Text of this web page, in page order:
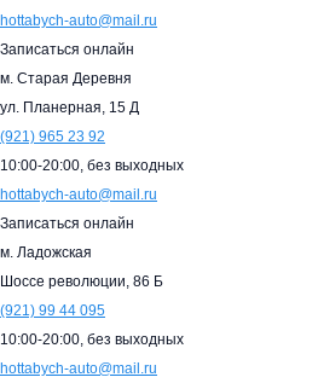
hottabych-auto@mail.ru
Записаться онлайн
м. Старая Деревня
ул. Планерная, 15 Д
(921) 965 23 92
10:00-20:00, без выходных
hottabych-auto@mail.ru
Записаться онлайн
м. Ладожская
Шоссе революции, 86 Б
(921) 99 44 095
10:00-20:00, без выходных
hottabych-auto@mail.ru